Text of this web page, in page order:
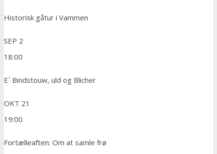
Historisk gåtur i Vammen
SEP 2
18:00
E´ Bindstouw, uld og Blicher
OKT 21
19:00
Fortælleaften: Om at samle frø